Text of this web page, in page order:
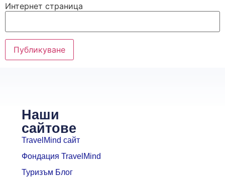
Интернет страница
Наши
сайтове
TravelMind сайт
Фондация TravelMind
Туризъм Блог